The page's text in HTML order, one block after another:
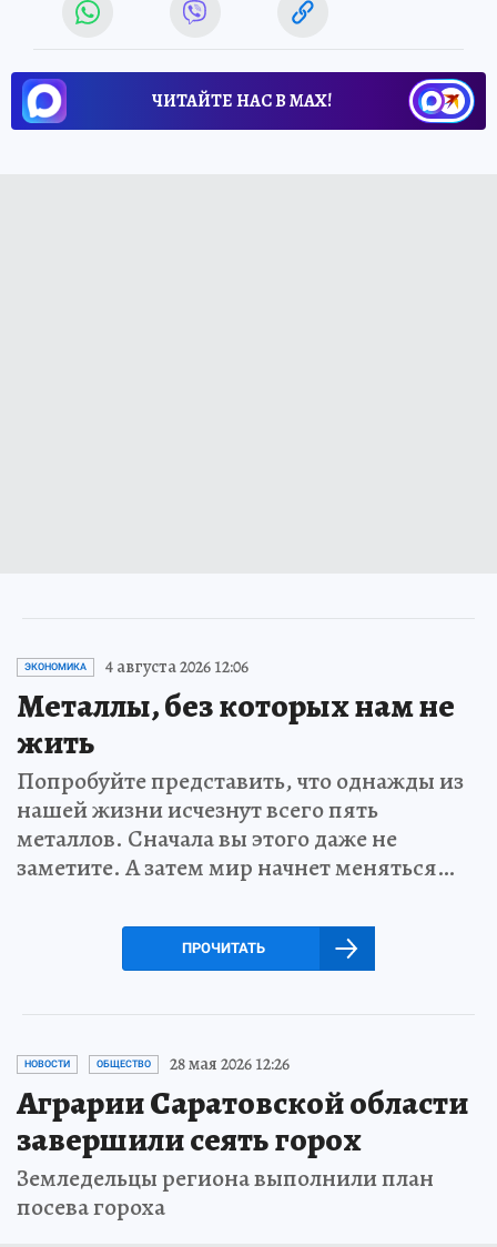
ЧИТАЙТЕ НАС В МАХ!
ЭКОНОМИКА 4 августа 2026 12:06
Металлы, без которых нам не
жить
Попробуйте представить, что однажды из
нашей жизни исчезнут всего пять
металлов. Сначала вы этого даже не
заметите. А затем мир начнет меняться…
ПРОЧИТАТЬ
НОВОСТИ ОБЩЕСТВО 28 мая 2026 12:26
Аграрии Саратовской области
завершили сеять горох
Земледельцы региона выполнили план
посева гороха